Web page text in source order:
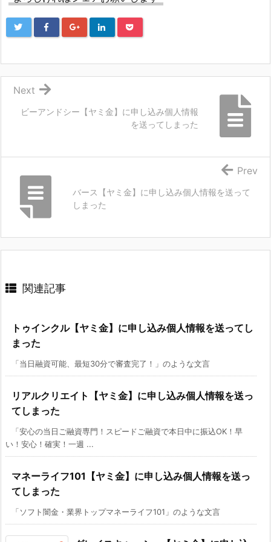
ビーアンドシー【ヤミ金】に申し込み個人情報
を送ってしまった
Next
バース【ヤミ金】に申し込み個人情報を送って
しまった
Prev
関連記事
トゥインクル【ヤミ金】に申し込み個人情報を送ってし
まった
「当日融資可能、最短30分で審査完了！」のような文言
リアルクリエイト【ヤミ金】に申し込み個人情報を送っ
てしまった
「安心の当日ご融資専門！スピードご融資で本日中に振込OK！早
い！安心！確実！一週 ...
マネーライフ101【ヤミ金】に申し込み個人情報を送っ
てしまった
「ソフト闇金・業界トップマネーライフ101」のような文言